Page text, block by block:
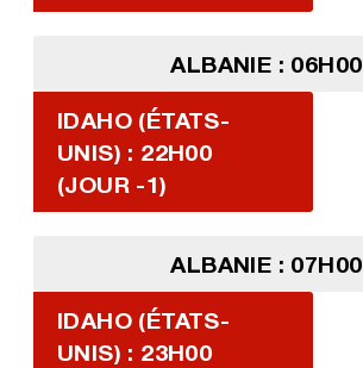
ALBANIE : 06H00
IDAHO (ÉTATS-
UNIS) : 22H00
(JOUR -1)
ALBANIE : 07H00
IDAHO (ÉTATS-
UNIS) : 23H00